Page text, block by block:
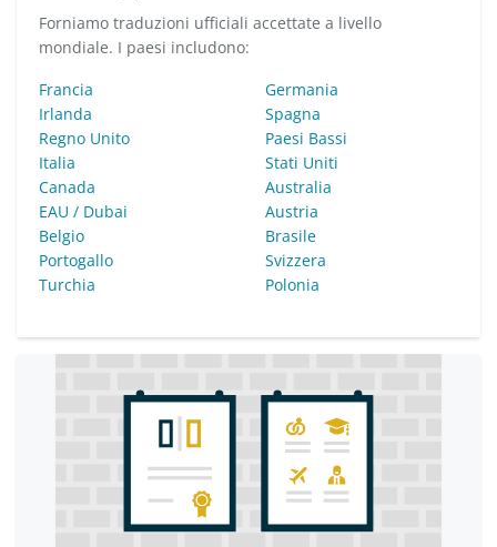
Forniamo traduzioni ufficiali accettate a livello
mondiale. I paesi includono:
Francia
Germania
Irlanda
Spagna
Regno Unito
Paesi Bassi
Italia
Stati Uniti
Canada
Australia
EAU / Dubai
Austria
Belgio
Brasile
Portogallo
Svizzera
Turchia
Polonia